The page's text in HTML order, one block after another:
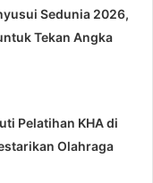
Sedunia 2026,
Tekan Angka
Pelatihan KHA di
Olahraga